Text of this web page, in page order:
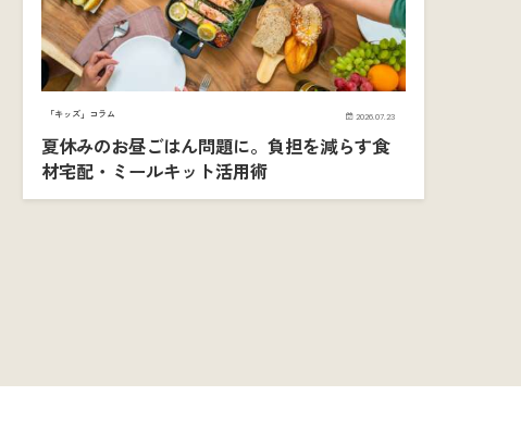
「キッズ」コラム 2026.07.23
夏休みのお昼ごはん問題に。負担を減らす食
材宅配・ミールキット活用術